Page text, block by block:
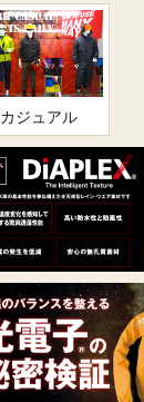
カジュアル